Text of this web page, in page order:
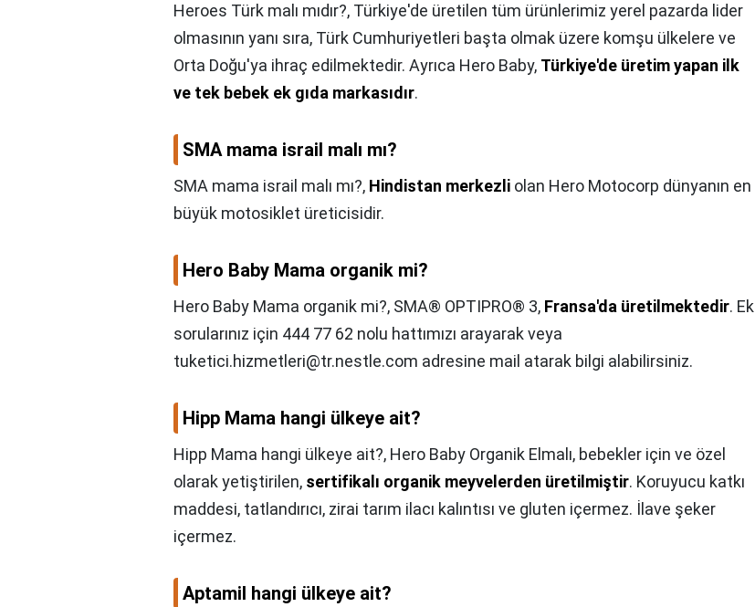
Heroes Türk malı mıdır?, Türkiye'de üretilen tüm ürünlerimiz yerel pazarda lider
olmasının yanı sıra, Türk Cumhuriyetleri başta olmak üzere komşu ülkelere ve
Orta Doğu'ya ihraç edilmektedir. Ayrıca Hero Baby, Türkiye'de üretim yapan ilk
ve tek bebek ek gıda markasıdır.
SMA mama israil malı mı?
SMA mama israil malı mı?, Hindistan merkezli olan Hero Motocorp dünyanın en
büyük motosiklet üreticisidir.
Hero Baby Mama organik mi?
Hero Baby Mama organik mi?, SMA® OPTIPRO® 3, Fransa'da üretilmektedir. Ek
sorularınız için 444 77 62 nolu hattımızı arayarak veya
tuketici.hizmetleri@tr.nestle.com adresine mail atarak bilgi alabilirsiniz.
Hipp Mama hangi ülkeye ait?
Hipp Mama hangi ülkeye ait?, Hero Baby Organik Elmalı, bebekler için ve özel
olarak yetiştirilen, sertifikalı organik meyvelerden üretilmiştir. Koruyucu katkı
maddesi, tatlandırıcı, zirai tarım ilacı kalıntısı ve gluten içermez. İlave şeker
içermez.
Aptamil hangi ülkeye ait?